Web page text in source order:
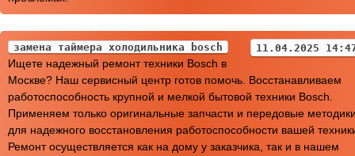
замена таймера холодильника bosch 11.04.2025
Ищете надежный ремонт техники Bosch в
Москве? Наш сервисный центр готов помочь. Восстанавливаем
работоспособность крупной и мелкой бытовой техники Bosch.
Применяем только оригинальные запчасти и передовые
для надежного восстановления работоспособности вашей
Ремонт осуществляется как на дому у заказчика, так и в нашем